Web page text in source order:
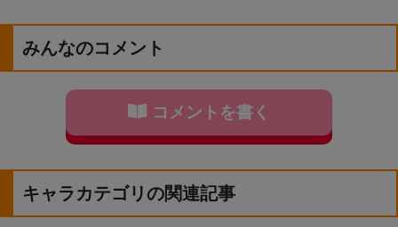
みんなのコメント
コメントを書く
キャラカテゴリの関連記事